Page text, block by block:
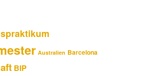
Australien Barcelona
BIP